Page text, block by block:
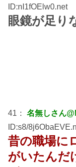
ID:nI1fOElw0.net
眼鏡が足り
41： 名無しさん
ID:s8/
昔の職場に
がいたんだ